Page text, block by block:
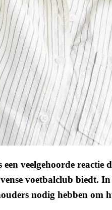
veelgehoorde
voetbalclub biedt.
nodig hebben om